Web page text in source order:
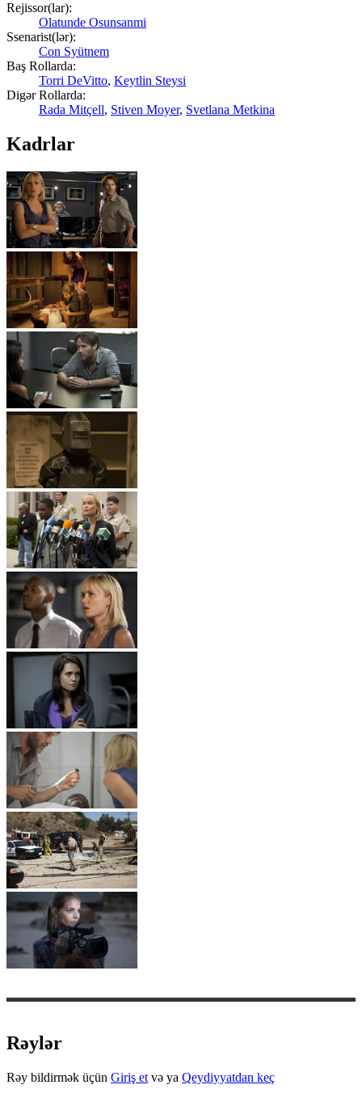
Rejissor(lar):
Olatunde Osunsanmi
Ssenarist(lər):
Con Syütnem
Baş Rollarda:
Torri DeVitto, Keytlin Steysi
Digər Rollarda:
Rada Mitçell, Stiven Moyer, Svetlana Metkina
Kadrlar
Rəylər
Rəy bildirmək üçün Giriş et və ya Qeydiyyatdan keç